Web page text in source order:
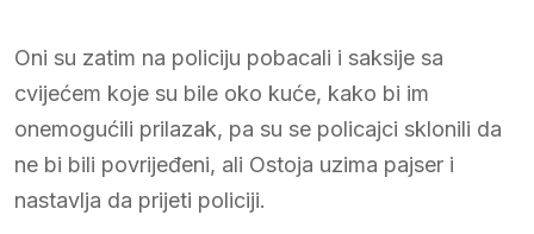
Oni su zatim na policiju pobacali i saksije sa
cvijećem koje su bile oko kuće, kako bi im
onemogućili prilazak, pa su se policajci sklonili da
ne bi bili povrijeđeni, ali Ostoja uzima pajser i
nastavlja da prijeti policiji.